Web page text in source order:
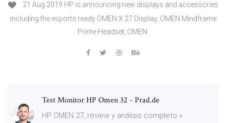
21 Aug 2019 HP is announcing new displays and accessories
including the esports ready OMEN X 27 Display, OMEN Mindframe
Prime Headset, OMEN
Test Monitor HP Omen 32 - Prad.de
HP OMEN 27, review y análisis completo »